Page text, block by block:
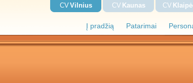
Į pradžią Patarimai
CVVilnius CV Kaunas CV